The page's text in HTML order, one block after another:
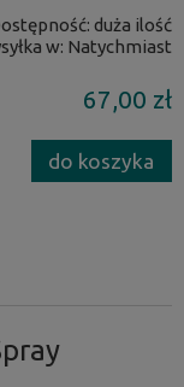
duża ilość
w: Natychmiast
67,00 zł
do koszyka